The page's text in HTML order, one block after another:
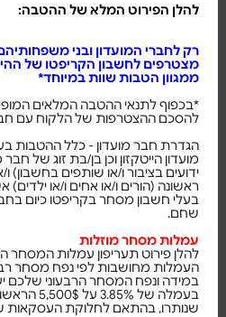
להלן הפירוט המלא של ההטבה:
רק לחברי המועדון ובני
מצטרפים לחשבון הקריפטו של
ממגוון הטבות שוות במיוחד*
*בכפוף לתנאי ההטבה המלאים
להסכם ההצטרפות של הלקוח עם
הגדרת חבר מועדון - כלל ההטבות
מועדון הייטקזון וכן בן/בת זוג של
ידועים בציבור ו/או שותפים
ראשונה (הורים ו/או אחים ו/או ילדים)
בעלי חשבון מסחר בקריפטו כיום
שחם.
עמלות מסחר מוזלות
להלן פירוט תעריפון עמלות המסחר
העמלות מחושבות לפי נפח מסחר
שנותרו, בהתאם לחלוקת העסקאות